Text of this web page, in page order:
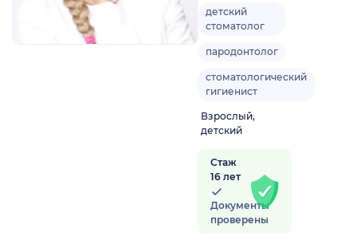
детский
стоматолог
пародонтолог
стоматологический
гигиенист
Взрослый,
детский
Стаж
16 лет
Документы
проверены